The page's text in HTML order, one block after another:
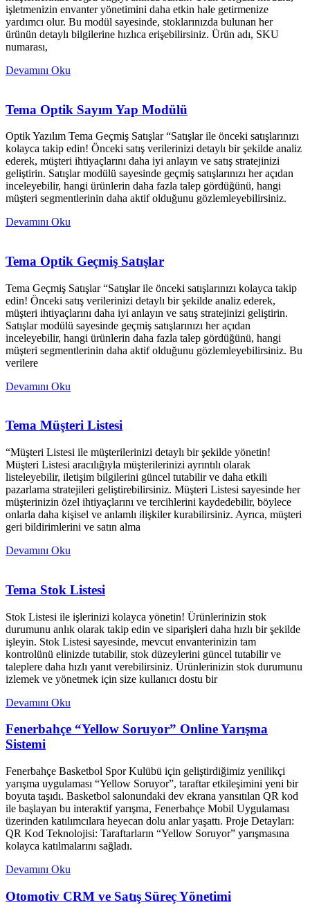
işletmenizin envanter yönetimini daha etkin hale getirmenize
yardımcı olur. Bu modül sayesinde, stoklarınızda bulunan her
ürünün detaylı bilgilerine hızlıca erişebilirsiniz. Ürün adı, SKU
numarası,
Devamını Oku
Tema Optik Sayım Yap Modülü
Optik Yazılım Tema Geçmiş Satışlar “Satışlar ile önceki satışlarınızı
kolayca takip edin! Önceki satış verilerinizi detaylı bir şekilde analiz
ederek, müşteri ihtiyaçlarını daha iyi anlayın ve satış stratejinizi
geliştirin. Satışlar modülü sayesinde geçmiş satışlarınızı her açıdan
inceleyebilir, hangi ürünlerin daha fazla talep gördüğünü, hangi
müşteri segmentlerinin daha aktif olduğunu gözlemleyebilirsiniz.
Devamını Oku
Tema Optik Geçmiş Satışlar
Tema Geçmiş Satışlar “Satışlar ile önceki satışlarınızı kolayca takip
edin! Önceki satış verilerinizi detaylı bir şekilde analiz ederek,
müşteri ihtiyaçlarını daha iyi anlayın ve satış stratejinizi geliştirin.
Satışlar modülü sayesinde geçmiş satışlarınızı her açıdan
inceleyebilir, hangi ürünlerin daha fazla talep gördüğünü, hangi
müşteri segmentlerinin daha aktif olduğunu gözlemleyebilirsiniz. Bu
verilere
Devamını Oku
Tema Müşteri Listesi
“Müşteri Listesi ile müşterilerinizi detaylı bir şekilde yönetin!
Müşteri Listesi aracılığıyla müşterilerinizi ayrıntılı olarak
listeleyebilir, iletişim bilgilerini güncel tutabilir ve daha etkili
pazarlama stratejileri geliştirebilirsiniz. Müşteri Listesi sayesinde her
müşterinizin özel ihtiyaçlarını ve tercihlerini kaydedebilir, böylece
onlarla daha kişisel ve anlamlı ilişkiler kurabilirsiniz. Ayrıca, müşteri
geri bildirimlerini ve satın alma
Devamını Oku
Tema Stok Listesi
Stok Listesi ile işlerinizi kolayca yönetin! Ürünlerinizin stok
durumunu anlık olarak takip edin ve siparişleri daha hızlı bir şekilde
işleyin. Stok Listesi sayesinde, mevcut envanterinizin tam
kontrolünü elinizde tutabilir, stok düzeylerini güncel tutabilir ve
taleplere daha hızlı yanıt verebilirsiniz. Ürünlerinizin stok durumunu
izlemek ve yönetmek için size kullanıcı dostu bir
Devamını Oku
Fenerbahçe “Yellow Soruyor” Online Yarışma
Sistemi
Fenerbahçe Basketbol Spor Kulübü için geliştirdiğimiz yenilikçi
yarışma uygulaması “Yellow Soruyor”, taraftar etkileşimini yeni bir
boyuta taşıdı. Basketbol salonundaki dev ekrana yansıtılan QR kod
ile başlayan bu interaktif yarışma, Fenerbahçe Mobil Uygulaması
üzerinden katılımcılara heyecan dolu anlar yaşattı. Proje Detayları:
QR Kod Teknolojisi: Taraftarların “Yellow Soruyor” yarışmasına
kolayca katılmalarını sağladı.
Devamını Oku
Otomotiv CRM ve Satış Süreç Yönetimi